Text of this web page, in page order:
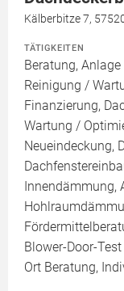
Kälberbitze 7,
TÄTIGKEITEN
Beratung,
Reinigung /
Finanzierung,
Wartung /
Neueindeckung,
Innendämmung,
Blower-Door-
Ort Beratung,